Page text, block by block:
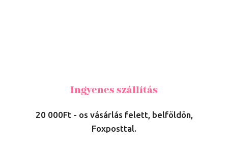
Ingyenes szállítás
20 000Ft - os vásárlás felett, belföldön,
Foxposttal.